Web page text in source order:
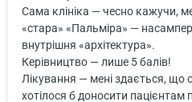
Сама клініка — чесно кажучи,
«стара» «Пальміра» —
внутрішня «архітектура».
Керівництво — лише 5 балів!
Лікування — мені здається, що
хотілося б доносити пацієнтам